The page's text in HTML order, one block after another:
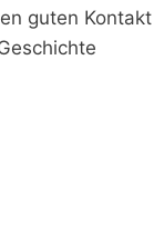
guten Kontakt